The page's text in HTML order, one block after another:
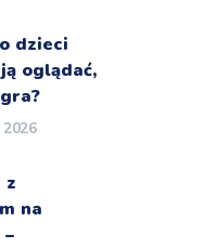
dzieci
oglądać,
z
na